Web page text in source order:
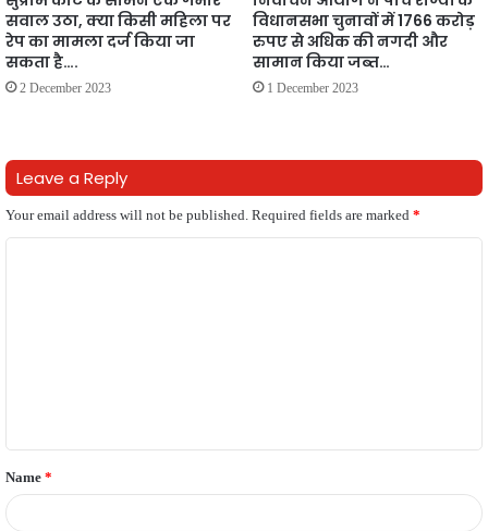
सवाल उठा, क्या किसी महिला पर
रेप का मामला दर्ज किया जा
सकता है….
2 December 2023
विधानसभा चुनावों में 1766 करोड़
रुपए से अधिक की नगदी और
सामान किया जब्त…
1 December 2023
Leave a Reply
Your email address will not be published. Required fields are marked *
t
*
Name *